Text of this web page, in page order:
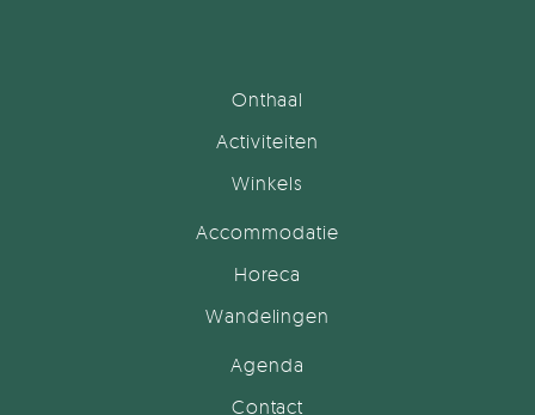
Onthaal
Activiteiten
Winkels
Accommodatie
Horeca
Wandelingen
Agenda
Contact